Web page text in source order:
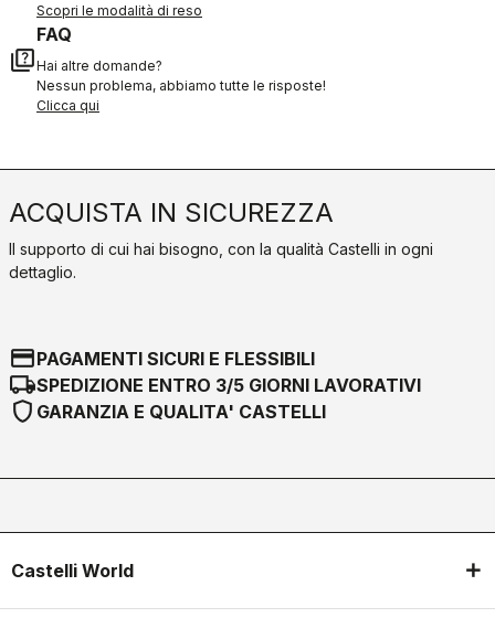
Scopri le modalità di reso
quiz
FAQ
Hai altre domande?
Nessun problema, abbiamo tutte le risposte!
Clicca qui
ACQUISTA IN SICUREZZA
Il supporto di cui hai bisogno, con la qualità Castelli in ogni
dettaglio.
credit_cardPAGAMENTI SICURI E FLESSIBILI
local_shippingSPEDIZIONE ENTRO 3/5 GIORNI LAVORATIVI
shield GARANZIA E QUALITA' CASTELLI
Castelli World